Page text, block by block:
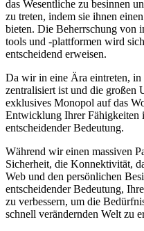
das Wesentliche zu besinnen
zu treten, indem sie ihnen
bieten. Die Beherrschung von
tools und -plattformen wird
entscheidend erweisen.
Da wir in eine Ära eintreten,
zentralisiert ist und die großen
exklusives Monopol auf das
Entwicklung Ihrer Fähigkeiten
entscheidender Bedeutung.
Während wir einen massiven
Sicherheit, die Konnektivität,
Web und den persönlichen
entscheidender Bedeutung,
zu verbessern, um die
schnell verändernden Welt zu